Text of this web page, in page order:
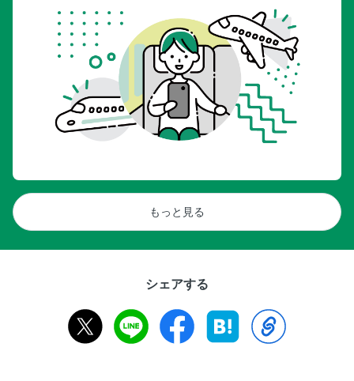
もっと見る
シェアする